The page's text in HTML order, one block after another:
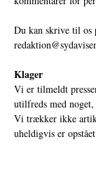
Du kan skrive til os
Klager
Vi er tilmeldt
utilfreds med
Vi trækker ikke
uheldigvis er